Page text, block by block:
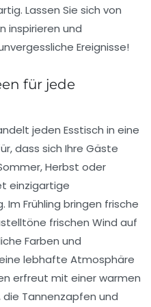
Lassen Sie sich von
inspirieren und
Ereignisse!
für jede
jeden Esstisch in eine
dass sich Ihre Gäste
Herbst oder
einzigartige
Im Frühling bringen frische
frischen Wind auf
Farben und
lebhafte Atmosphäre
erfreut mit einer warmen
Tannenzapfen und